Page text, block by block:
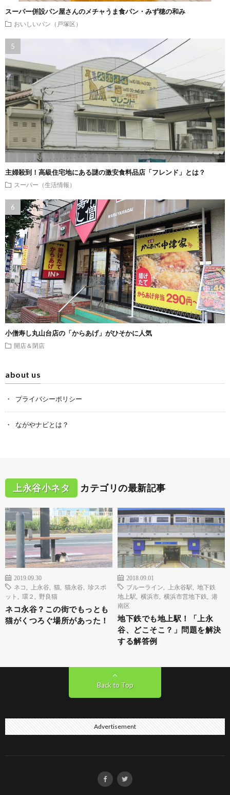
スーパー併設パン屋さんのメチャうま食パン・みず穂の和み
おいしいパン（戸塚区）
主婦殺到！高級住宅地にある謎の激安食料品店「フレンド」とは？
スーパー（生活情報）
小僧寿し丸山台店の「からあげ」がひそかに人気
開店＆閉店
about us
プライバシーポリシー
ながやナビとは？
上永谷小ネタ カテゴリの最新記事
2019.09.30
ネコ
上永谷 猫 猫永谷
珍スポ
ット
環２ 野良猫
ネコ永谷？この街でもっとも
猫がくつろぐ場所があった！
2018.09.01
ブルーライン
上永谷駅
地下鉄
地上駅
横浜市 横浜市営地下鉄
港
南区
地下鉄でも地上駅！「上永
谷、どこそこ？」問題を解決
する解答例
Back to Top
Advertisement